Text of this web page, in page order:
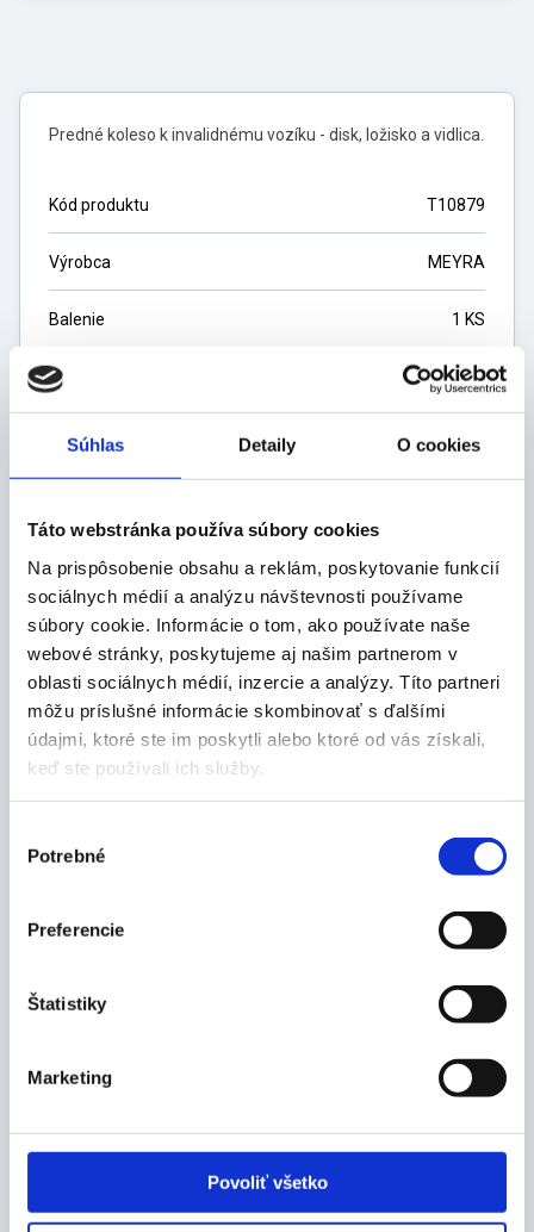
Súhlas Detaily O cookies
Táto webstránka používa súbory cookies
Na prispôsobenie obsahu a reklám, poskytovanie funkcií
sociálnych médií a analýzu návštevnosti používame
súbory cookie. Informácie o tom, ako používate naše
webové stránky, poskytujeme aj našim partnerom v
oblasti sociálnych médií, inzercie a analýzy. Títo partneri
môžu príslušné informácie skombinovať s ďalšími
údajmi, ktoré ste im poskytli alebo ktoré od vás získali,
keď ste používali ich služby.
súhlasu
Potrebné
Preferencie
Štatistiky
Marketing
Povoliť všetko
Predné koleso k invalidnému vozíku - disk, ložisko a vidlica.
Kód produktu T10879
Výrobca MEYRA
Balenie 1 KS
Dostupnosť Nedostupne
Popis produktu
Vlastnosti:
náhradné koleso k invalidnému vozíku komplet s
diskom, držiakom, ložiskami s gumeným
výrobca: MEYRA ČR s.r.o. Hrusická 2538/5 141
00 Praha 4, telefon (obchod): +420 272 761 102,
meyracr@meyragroup.com, Web: www.meyra.cz
200 x 50 (8 x 2)
Dokumenty